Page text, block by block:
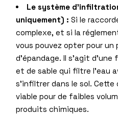
Le système
uniquement) : Si le
complexe, et si la
vous pouvez opter pour un
d’épandage. Il s’agit
et de sable qui filtre l’eau
s’infiltrer dans le sol.
viable pour de faibles
produits chimiques.